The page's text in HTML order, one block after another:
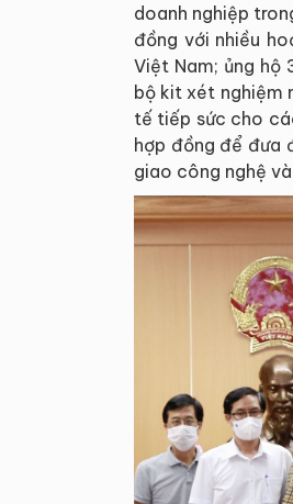
doanh nghiệp
đồng với nhiều
Việt Nam; ủng hộ
bộ kit xét nghiệm
tế tiếp sức cho
hợp đồng để đưa
giao công nghệ